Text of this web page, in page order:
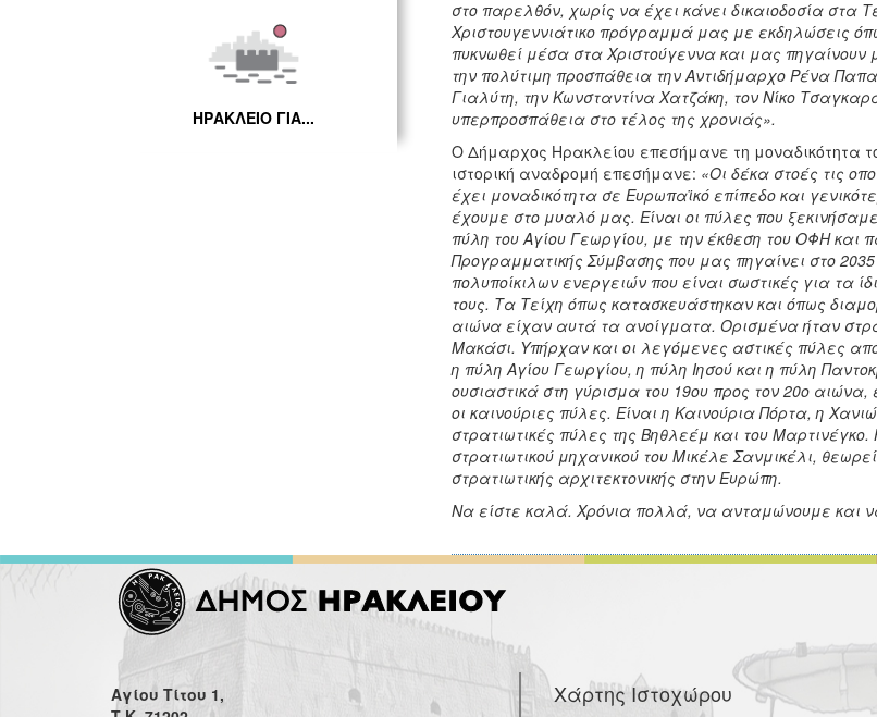
ΗΡΑΚΛΕΙΟ ΓΙΑ...
στο παρελθόν, χωρίς να έχει κάνει δικαιοδοσία
Χριστουγεννιάτικο πρόγραμμά μας με εκδηλώσεις
πυκνωθεί μέσα στα Χριστούγεννα και μας
την πολύτιμη προσπάθεια την Αντιδήμαρχο Ρένα
Γιαλύτη, την Κωνσταντίνα Χατζάκη, τον Νίκο
υπερπροσπάθεια στο τέλος της χρονιάς».
Ο Δήμαρχος Ηρακλείου επεσήμανε τη μοναδικότητα
ιστορική αναδρομή επεσήμανε: «Οι δέκα στοές τις
έχει μοναδικότητα σε Ευρωπαϊκό επίπεδο και
έχουμε στο μυαλό μας. Είναι οι πύλες που
πύλη του Αγίου Γεωργίου, με την έκθεση του ΟΦΗ και
Προγραμματικής Σύμβασης που μας πηγαίνει στο
πολυποίκιλων ενεργειών που είναι σωστικές για τα
τους. Τα Τείχη όπως κατασκευάστηκαν και όπως
αιώνα είχαν αυτά τα ανοίγματα. Ορισμένα ήταν
Μακάσι. Υπήρχαν και οι λεγόμενες αστικές πύλες
η πύλη Αγίου Γεωργίου, η πύλη Ιησού και η πύλη
ουσιαστικά στη γύρισμα του 19ου προς τον 20ο
οι καινούριες πύλες. Είναι η Καινούρια Πόρτα, η
στρατιωτικές πύλες της Βηθλεέμ και του
στρατιωτικού μηχανικού του Μικέλε Σανμικέλι,
στρατιωτικής αρχιτεκτονικής στην Ευρώπη.
Να είστε καλά. Χρόνια πολλά, να ανταμώνουμε και
Αγίου Τίτου 1,
Χάρτης Ιστοχώρου